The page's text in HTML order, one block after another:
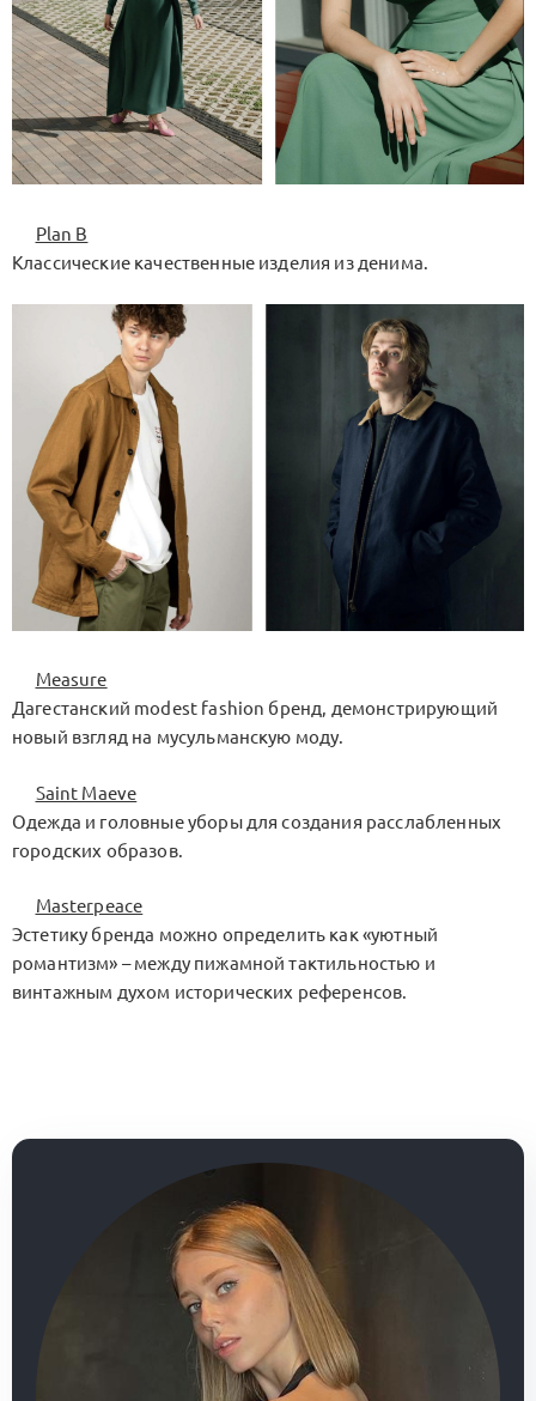
Plan B
Классические качественные изделия из денима.
Measure
Дагестанский modest fashion бренд, демонстрирующий
новый взгляд на мусульманскую моду.
Saint Maeve
Одежда и головные уборы для создания расслабленных
городских образов.
Masterpeace
Эстетику бренда можно определить как «уютный
романтизм» – между пижамной тактильностью и
винтажным духом исторических референсов.